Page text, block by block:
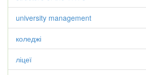
university management
коледжі
ліцеї